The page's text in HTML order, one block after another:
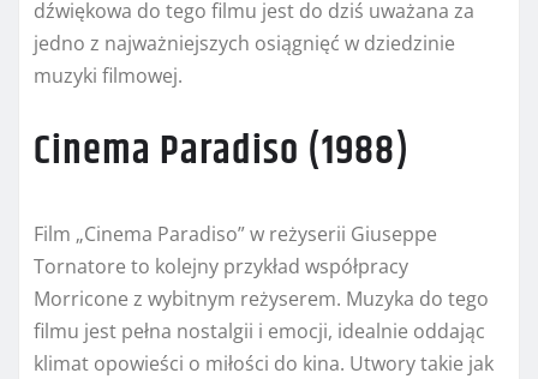
dźwiękowa do tego filmu jest do dziś uważana za
jedno z najważniejszych osiągnięć w dziedzinie
muzyki filmowej.
Cinema Paradiso (1988)
Film „Cinema Paradiso” w reżyserii Giuseppe
Tornatore to kolejny przykład współpracy
Morricone z wybitnym reżyserem. Muzyka do tego
filmu jest pełna nostalgii i emocji, idealnie oddając
klimat opowieści o miłości do kina. Utwory takie jak